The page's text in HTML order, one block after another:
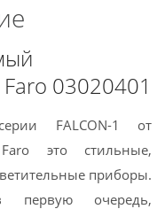
03020401
FALCON-1 от
это стильные,
приборы.
первую очередь,